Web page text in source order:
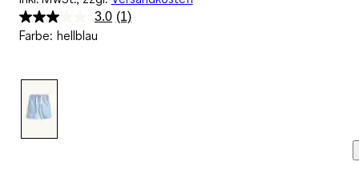
3.0 Bewertung
(1)
Farbe: hellblau